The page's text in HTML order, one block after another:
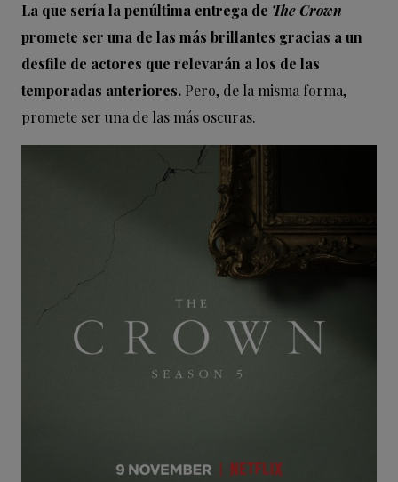
La que sería la penúltima entrega de The Crown
promete ser una de las más brillantes gracias a un
desfile de actores que relevarán a los de las
temporadas anteriores. Pero, de la misma forma,
promete ser una de las más oscuras.